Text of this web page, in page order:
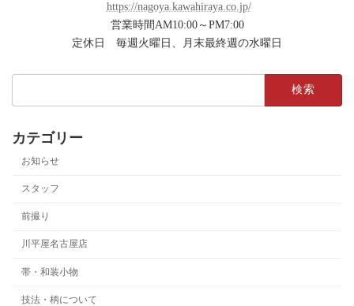
https://nagoya.kawahiraya.co.jp/
営業時間AM10:00～PM7:00
定休日 毎週火曜日、月末最終週の水曜日
カテゴリー
お知らせ
スタッフ
前撮り
川平屋名古屋店
帯・和装小物
技法・柄について